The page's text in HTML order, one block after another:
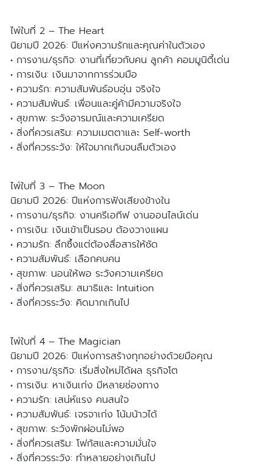
ไพ่ใบที่ 2 – The Heart
นิยามปี 2026: ปีแห่งความรักและคุณค่าในตัวเอง
• การงาน/ธุรกิจ: งานที่เกี่ยวกับคน ลูกค้า คอมมูนิตี้เด่น
• การเงิน: เงินมาจากการร่วมมือ
• ความรัก: ความสัมพันธ์อบอุ่น จริงใจ
• ความสัมพันธ์: เพื่อนและคู่ค้ามีความจริงใจ
• สุขภาพ: ระวังอารมณ์และความเครียด
• สิ่งที่ควรเสริม: ความเมตตาและ Self-worth
• สิ่งที่ควรระวัง: ให้ใจมากเกินจนลืมตัวเอง
ไพ่ใบที่ 3 – The Moon
นิยามปี 2026: ปีแห่งการฟังเสียงข้างใน
• การงาน/ธุรกิจ: งานครีเอทีฟ งานออนไลน์เด่น
• การเงิน: เงินเข้าเป็นรอบ ต้องวางแผน
• ความรัก: ลึกซึ้งแต่ต้องสื่อสารให้ชัด
• ความสัมพันธ์: เลือกคบคน
• สุขภาพ: นอนให้พอ ระวังความเครียด
• สิ่งที่ควรเสริม: สมาธิและ Intuition
• สิ่งที่ควรระวัง: คิดมากเกินไป
ไพ่ใบที่ 4 – The Magician
นิยามปี 2026: ปีแห่งการสร้างทุกอย่างด้วยมือคุณ
• การงาน/ธุรกิจ: เริ่มสิ่งใหม่ได้ผล ธุรกิจโต
• การเงิน: หาเงินเก่ง มีหลายช่องทาง
• ความรัก: เสน่ห์แรง คนสนใจ
• ความสัมพันธ์: เจรจาเก่ง โน้มน้าวได้
• สุขภาพ: ระวังพักผ่อนไม่พอ
• สิ่งที่ควรเสริม: โฟกัสและความมั่นใจ
• สิ่งที่ควรระวัง: ทำหลายอย่างเกินไป